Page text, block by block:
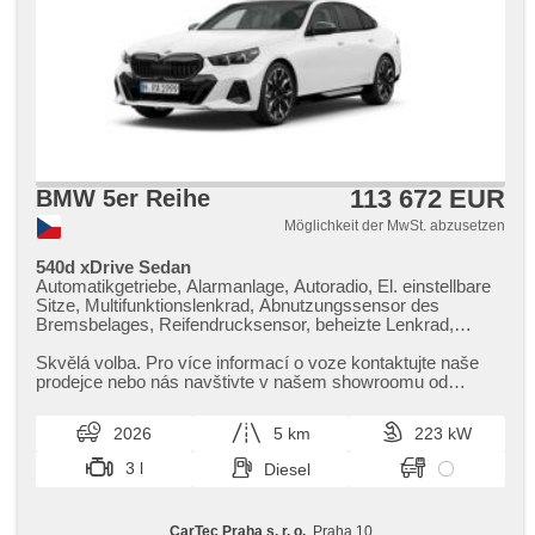
BMW 5er Reihe 113 672 EUR
Möglichkeit der MwSt. abzusetzen
540d xDrive Sedan
Automatikgetriebe, Alarmanlage, Autoradio, El. einstellbare
Sitze, Multifunktionslenkrad, Abnutzungssensor des
Bremsbelages, Reifendrucksensor, beheizte Lenkrad,
zařízení, bezklíčové odemykání, bezklíčové startování,
Standheizung, odvětrávaná sedadla, Panoramadach,
Skvělá volba. Pro více informací o voze kontaktujte naše
prodejce nebo nás navštivte v našem showroomu od
2026 5 km
223 kW
3 l
Diesel
CarTec Praha s. r. o., Praha 10